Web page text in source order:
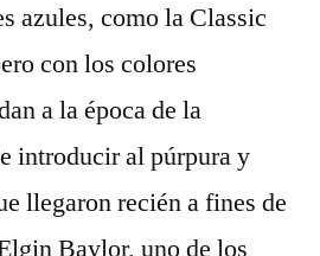
azules, como la Classic
con los colores
a la época de la
introducir al púrpura y
llegaron recién a fines de
Baylor, uno de los